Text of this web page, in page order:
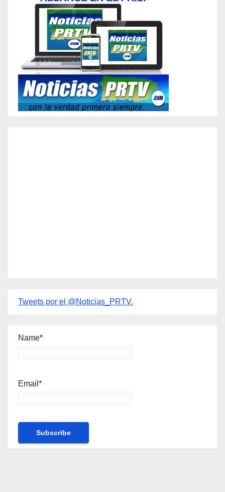
Tweets por el @Noticias_PRTV.
Name*
Email*